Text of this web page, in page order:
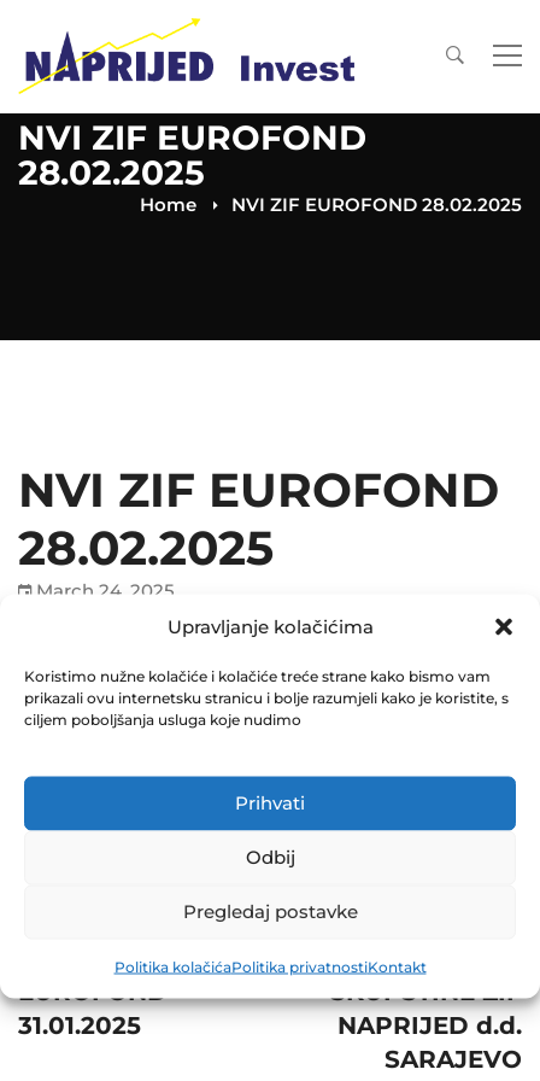
Upravljanje kolačićima
Koristimo nužne kolačiće i kolačiće treće strane kako bismo vam
prikazali ovu internetsku stranicu i bolje razumjeli kako je koristite, s
ciljem poboljšanja usluga koje nudimo
Prihvati
Odbij
Pregledaj postavke
Politika kolačićaPolitika privatnostiKontakt
NVI ZIF EUROFOND
28.02.2025
Home NVI ZIF EUROFOND 28.02.2025
NVI ZIF EUROFOND
28.02.2025
March 24, 2025
Share
EUROFOND
31.01.2025
REDOVNE
SKUPŠTINE ZIF
NAPRIJED d.d.
SARAJEVO